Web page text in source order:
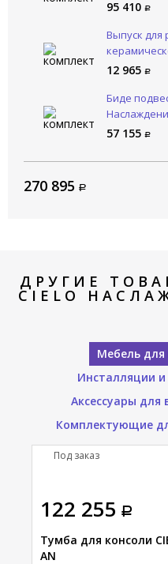
95 410
Выпуск для
CIELO Сива /
12 965
Биде
PM
57 155
270 895
ДРУГИЕ
CIELO
Мебель для
Инсталляции
Аксессуары для
Комплектующие
122 255
Тумба для консоли
AN
Под заказ